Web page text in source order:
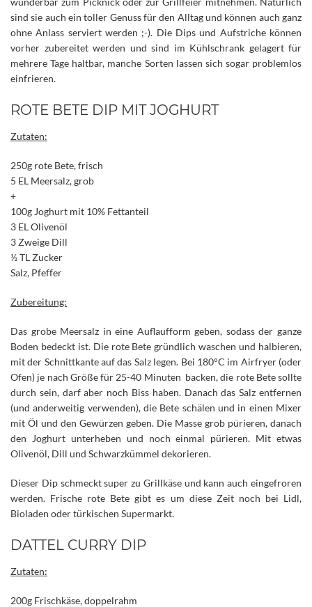
sind sie auch ein toller Genuss für den Alltag und können auch ganz
ohne Anlass serviert werden ;-). Die Dips und Aufstriche können
vorher zubereitet werden und sind im Kühlschrank gelagert für
mehrere Tage haltbar, manche Sorten lassen sich sogar problemlos
einfrieren.
ROTE BETE DIP MIT JOGHURT
Zutaten:
250g rote Bete, frisch
5 EL Meersalz, grob
+
100g Joghurt mit 10% Fettanteil
3 EL Olivenöl
3 Zweige Dill
½ TL Zucker
Salz, Pfeffer
Zubereitung:
Das grobe Meersalz in eine Auflaufform geben, sodass der ganze
Boden bedeckt ist. Die rote Bete gründlich waschen und halbieren,
mit der Schnittkante auf das Salz legen. Bei 180°C im Airfryer (oder
Ofen) je nach Größe für 25-40 Minuten backen, die rote Bete sollte
durch sein, darf aber noch Biss haben. Danach das Salz entfernen
(und anderweitig verwenden), die Bete schälen und in einen Mixer
mit Öl und den Gewürzen geben. Die Masse grob pürieren, danach
den Joghurt unterheben und noch einmal pürieren. Mit etwas
Olivenöl, Dill und Schwarzkümmel dekorieren.
Dieser Dip schmeckt super zu Grillkäse und kann auch eingefroren
werden. Frische rote Bete gibt es um diese Zeit noch bei Lidl,
Bioladen oder türkischen Supermarkt.
DATTEL CURRY DIP
Zutaten:
200g Frischkäse, doppelrahm